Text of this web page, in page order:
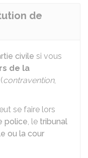
de
civile si vous
de la
(contravention,
se faire lors
police, le tribunal
ou la cour